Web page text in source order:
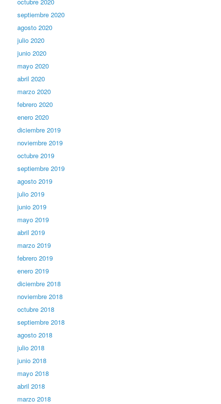
septiembre 2020
agosto 2020
julio 2020
junio 2020
mayo 2020
abril 2020
marzo 2020
febrero 2020
enero 2020
diciembre 2019
noviembre 2019
octubre 2019
septiembre 2019
agosto 2019
julio 2019
junio 2019
mayo 2019
abril 2019
marzo 2019
febrero 2019
enero 2019
diciembre 2018
noviembre 2018
octubre 2018
septiembre 2018
agosto 2018
julio 2018
junio 2018
mayo 2018
abril 2018
marzo 2018